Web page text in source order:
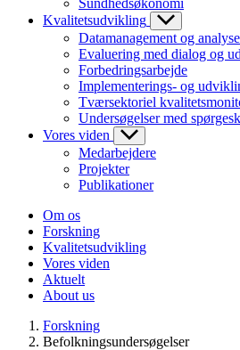
Kvalitetsudvikling
Datamanagement og analyse
Evaluering med dialog og
Forbedringsarbejde
Implementerings- og
Tværsektoriel
Undersøgelser med
Vores viden
Medarbejdere
Projekter
Publikationer
Om os
Forskning
Kvalitetsudvikling
Vores viden
Aktuelt
About us
Forskning
Befolkningsundersøgelser